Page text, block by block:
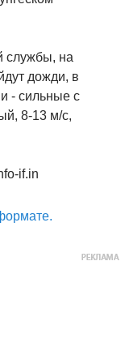
службы, на
дожди, в
- сильные с
8-13 м/с,
if.in